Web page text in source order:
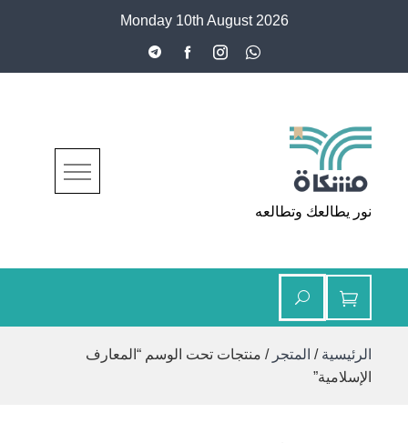
Monday 10th August 2026
مشكاة
نور يطالعك وتطالعه
الرئيسية / المتجر / منتجات تحت الوسم “المعارف
الإسلامية”